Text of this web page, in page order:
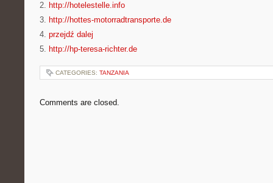
2. http://hotelestelle.info
3. http://hottes-motorradtransporte.de
4. przejdź dalej
5. http://hp-teresa-richter.de
CATEGORIES: TANZANIA
Comments are closed.